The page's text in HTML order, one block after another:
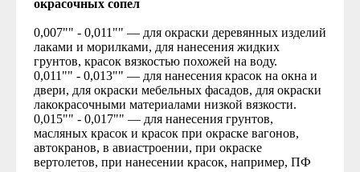
окрасочных сопел
0,007"" - 0,011"" — для окраски деревянных изделий
лаками и морилками, для нанесения жидких
грунтов, красок вязкостью похожей на воду.
0,011"" - 0,013"" — для нанесения красок на окна и
двери, для окраски мебельных фасадов, для окраски
лакокрасочными материалами низкой вязкости.
0,015"" - 0,017"" — для нанесения грунтов,
масляных красок и красок при окраске вагонов,
автокранов, в авиастроении, при окраске
вертолетов, при нанесении красок, например, ПФ